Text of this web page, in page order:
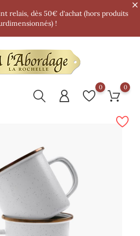
relais, dès 50€ d'achat (hors produits
!
0 0